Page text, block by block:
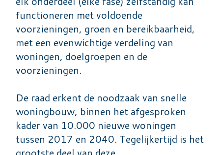
functioneren met voldoende
voorzieningen, groen en bereikbaarheid,
met een evenwichtige verdeling van
woningen, doelgroepen en de
voorzieningen.
De raad erkent de noodzaak van snelle
woningbouw, binnen het afgesproken
kader van 10.000 nieuwe woningen
tussen 2017 en 2040. Tegelijkertijd is het